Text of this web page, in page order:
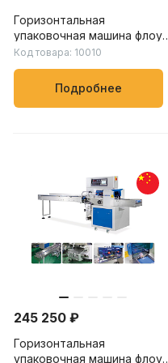
Горизонтальная
упаковочная машина флоу-
пак LP-250B – LP-900B:
скорость упаковки от 20
до 230 пакетов/мин, для
пищевых, химических и
бытовых товаров
Код товара: 10010
Подробнее
245 250 ₽
Горизонтальная
упаковочная машина флоу-